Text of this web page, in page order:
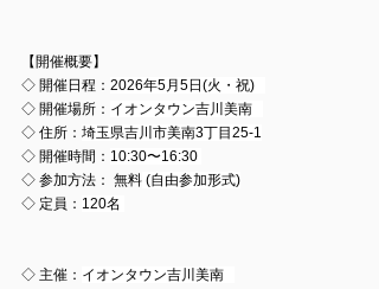
【開催概要】
◇ 開催日程： 2026年5月5日(火・祝)
◇ 開催場所： イオンタウン吉川美南
◇ 住所： 埼玉県吉川市美南3丁目25-1
◇ 開催時間： 10:30〜16:30
◇ 参加方法： 無料 (自由参加形式)
◇ 定員： 120名
◇ 主催： イオンタウン吉川美南